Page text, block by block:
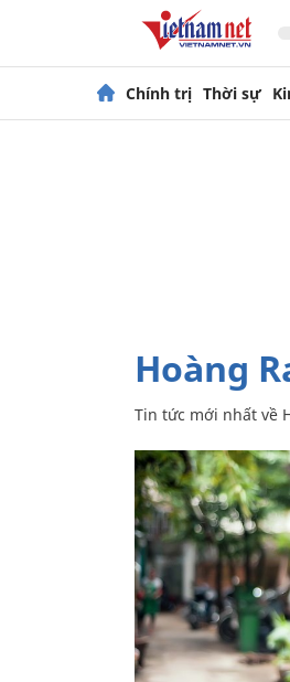
Chính trị Thời sự
Hoàng
Tin tức mới nhất về